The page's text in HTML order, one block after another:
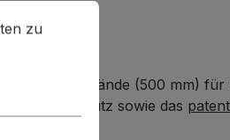
Holz-Längswände (500 mm) für
und Fußschutz sowie das
zu können.
Mehr Informationen ...
zu